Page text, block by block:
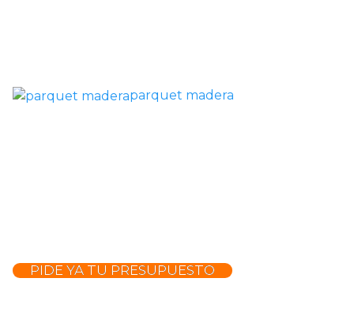
parquet madera
PIDE YA TU PRESUPUESTO